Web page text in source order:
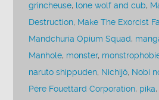
grincheuse, lone wolf and cub,
Destruction, Make The Exorcist
Mandchuria Opium Squad,
Manhole, monster,
naruto shippuden, Nichijô, Nobi
Père Fouettard Corporation, pika,